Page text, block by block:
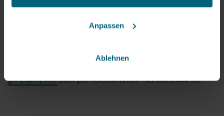
Anpassen
Ablehnen
1.000 Personen
und adaptieren die notwendigen Bereiche
Sie sind interessiert? Dann kontaktieren Sie Frau Michaela
glinz@mzs.atoder per Telefon unter +43 662 2404 50.